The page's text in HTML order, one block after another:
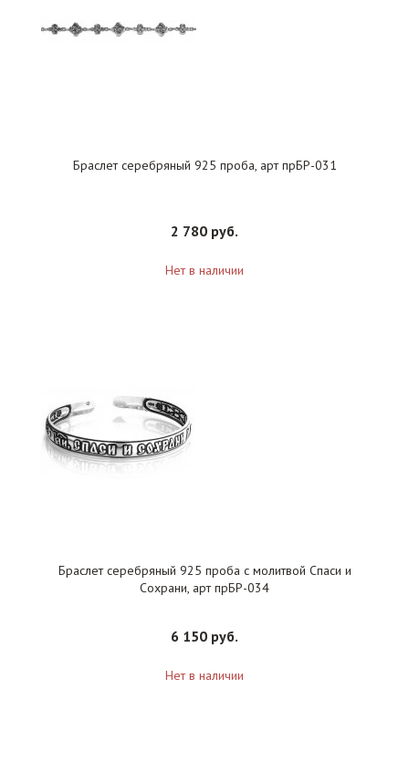
Браслет серебряный 925 проба, арт прБР-031
2 780 руб.
Нет в наличии
Браслет серебряный 925 проба с молитвой Спаси и
Сохрани, арт прБР-034
6 150 руб.
Нет в наличии